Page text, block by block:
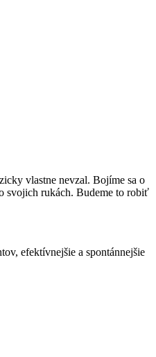
vlastne nevzal. Bojíme sa o
svojich rukách. Budeme to robiť
efektívnejšie a spontánnejšie